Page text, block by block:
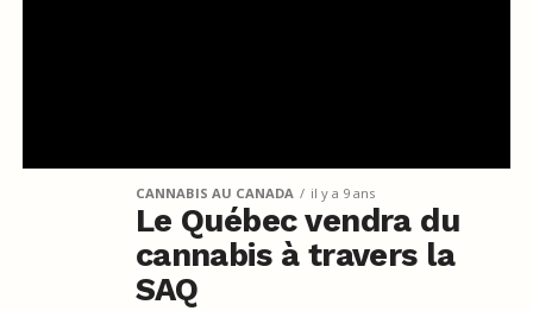
CANNABIS AU CANADA il y a 9 ans
Le Québec vendra du
cannabis à travers la
SAQ